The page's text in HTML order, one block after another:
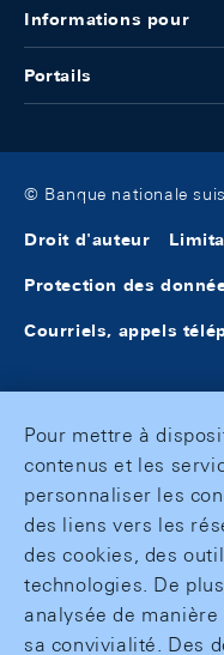
Informations pour
Portails
© Banque nationale
Droit d'auteur
Protection des
Courriels, appels
Pour mettre à
contenus et les
personnaliser les
des liens vers les
des cookies, des
technologies. De
analysée de
sa convivialité. Des